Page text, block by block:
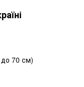
до 70 см)